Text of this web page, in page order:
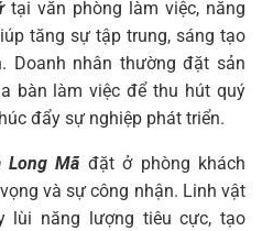
tại văn phòng làm việc, năng
tăng sự tập trung, sáng tạo
Doanh nhân thường đặt sản
bàn làm việc để thu hút quý
đẩy sự nghiệp phát triển.
Long Mã đặt ở phòng khách
và sự công nhận. Linh vật
lùi năng lượng tiêu cực, tạo